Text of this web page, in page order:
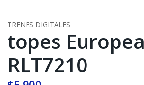
TRENES DIGITALES
topes Europea
RLT7210